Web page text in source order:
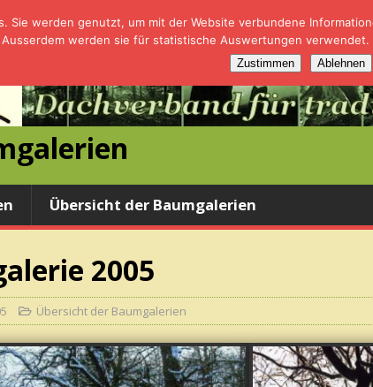
Übersicht der Baumgalerien
2005
Übersicht der Baumgalerien
Sie werden genutzt, um mit der Website verbundene
Ausserdem werden sie für statistische Auswertungen
Zustimmen Ablehnen